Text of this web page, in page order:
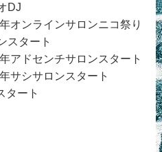
DJ
オンラインサロンニコ祭り
スタート
アドセンチサロンスタート
サシサロンスタート
タート